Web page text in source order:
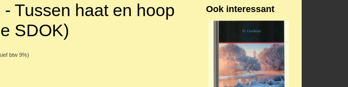
- Tussen haat en hoop
SDOK)
btw 9%)
Ook interessant